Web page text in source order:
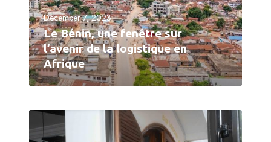
December 7, 2023
Le Bénin, une fenêtre sur
l’avenir de la logistique en
Afrique